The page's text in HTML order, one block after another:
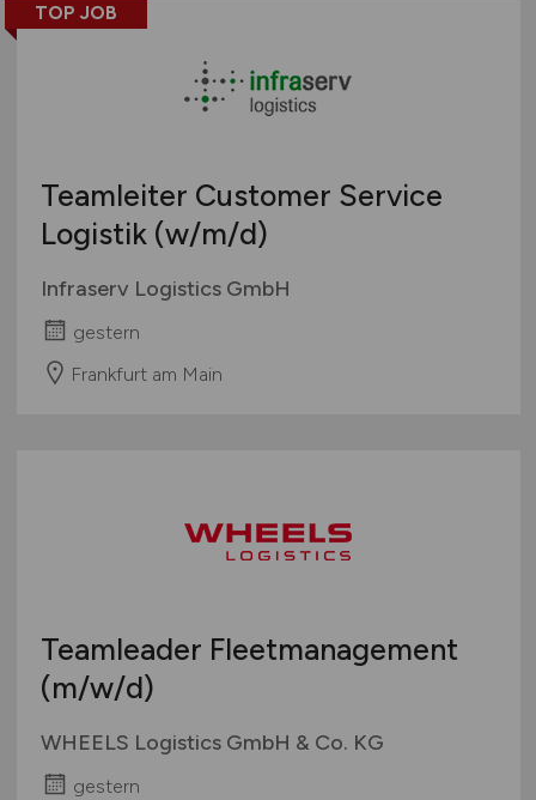
TOP JOB
Teamleiter Customer Service
Logistik (w/m/d)
Infraserv Logistics GmbH
gestern
Frankfurt am Main
Teamleader Fleetmanagement
(m/w/d)
WHEELS Logistics GmbH & Co. KG
gestern